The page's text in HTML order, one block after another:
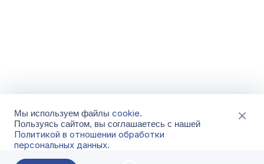
Мы используем файлы cookie.
Пользуясь сайтом, вы соглашаетесь с нашей
Политикой в отношении обработки
персональных данных.